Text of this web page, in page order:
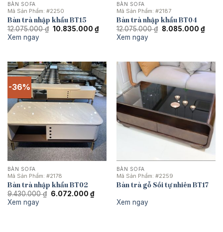
BÀN SOFA
Mã Sản Phẩm: #2250
Bàn trà nhập khẩu BT15
12.075.000₫ Giá
10.835.000 ₫Giá
hiện
Xem ngay
BÀN SOFA
Mã Sản Phẩm: #2187
Bàn trà nhập khẩu BT04
12.075.000₫ Giá
8.085.000 ₫Giá
hiện
Xem ngay
-36%
BÀN SOFA
Mã Sản Phẩm: #2178
Bàn trà nhập khẩu BT02
9.430.000₫ Giá
6.072.000 ₫Giá
hiện
Xem ngay
BÀN SOFA
Mã Sản Phẩm: #2259
Bàn trà gỗ Sồi tự nhiên BT17
Xem ngay